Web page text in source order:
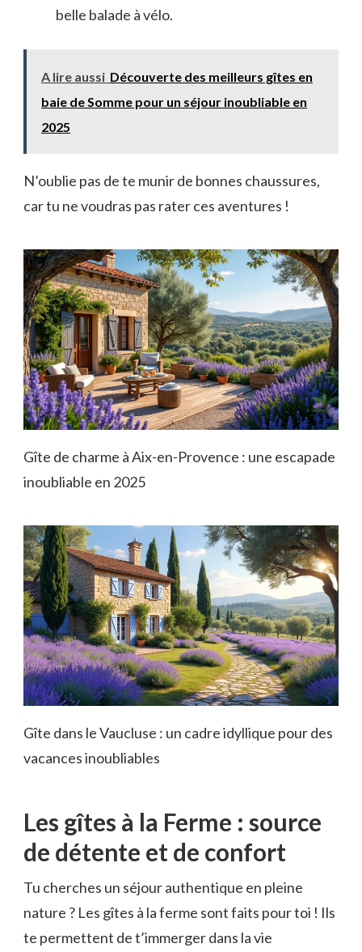
belle balade à vélo.
A lire aussi Découverte des meilleurs gîtes en
baie de Somme pour un séjour inoubliable en
2025
N’oublie pas de te munir de bonnes chaussures,
car tu ne voudras pas rater ces aventures !
Gîte de charme à Aix-en-Provence : une escapade
inoubliable en 2025
Gîte dans le Vaucluse : un cadre idyllique pour des
vacances inoubliables
Les gîtes à la Ferme : source
de détente et de confort
Tu cherches un séjour authentique en pleine
nature ? Les gîtes à la ferme sont faits pour toi ! Ils
te permettent de t’immerger dans la vie